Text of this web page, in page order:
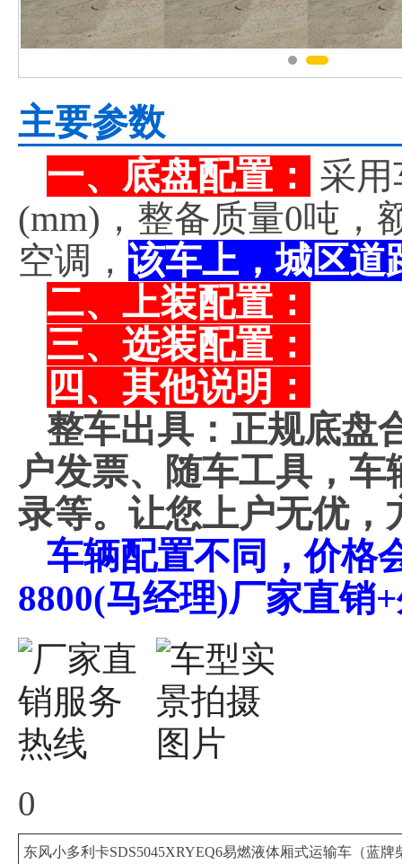
主要参数
一、底盘配置：
采
(mm)，整备质量0吨，
空调， 该车上，城区道
二、上装配置：
三、选装配置：
四、其他说明：
整车出具：正规底盘
户发票、随车工具，
录等。让您上户无优，
车辆配置不同，价格
8800(马经理)厂家直销
0
东风小多利卡SDS5045XRYEQ6易燃液体厢式运输车（蓝牌